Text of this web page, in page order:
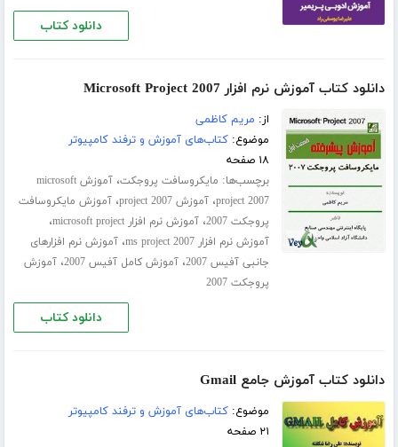
دانلود کتاب
دانلود کتاب آموزش نرم افزار Microsoft Project 2007
از: مریم کاظمی
موضوع:کتاب‌های آموزش و ترفند کامپیوتر
۱۸ صفحه
برچسب‌ها: مایکروسافت پروجکت،
آموزش microsoft
project 2007،آموزش project 2007 ،آموزش مایکروسافت
پروجکت 2007
،آموزش نرم افزار microsoft project ،
آموزش نرم افزار ms project 2007 ،آموزش نرم افزارهای
جانبی آفیس 2007
،آموزش کامل آفیس 2007 ،آموزش
پروجکت 2007
دانلود کتاب
دانلود کتاب آموزش جامع Gmail
موضوع:کتاب‌های آموزش و ترفند کامپیوتر
۲۱ صفحه